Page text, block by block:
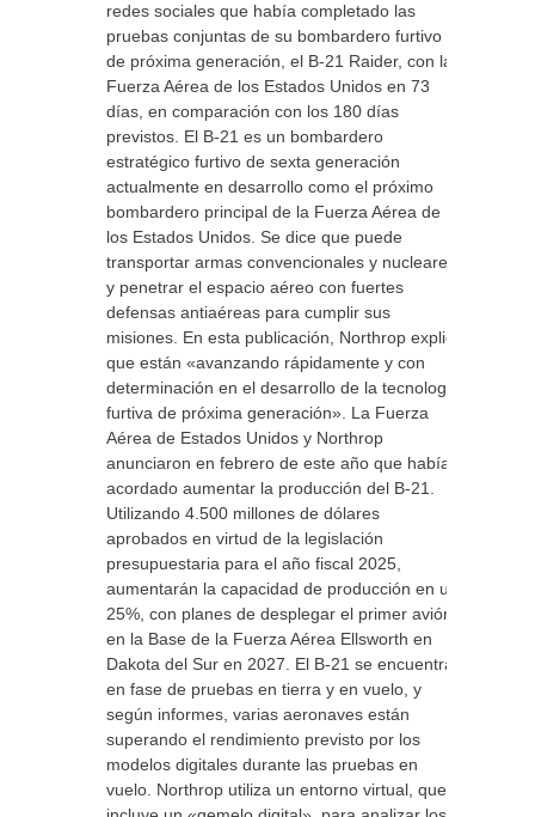
redes sociales que había completado las
pruebas conjuntas de su bombardero furtivo
de próxima generación, el B-21 Raider, con la
Fuerza Aérea de los Estados Unidos en 73
días, en comparación con los 180 días
previstos. El B-21 es un bombardero
estratégico furtivo de sexta generación
actualmente en desarrollo como el próximo
bombardero principal de la Fuerza Aérea de
los Estados Unidos. Se dice que puede
transportar armas convencionales y nucleares,
y penetrar el espacio aéreo con fuertes
defensas antiaéreas para cumplir sus
misiones. En esta publicación, Northrop explicó
que están «avanzando rápidamente y con
determinación en el desarrollo de la tecnología
furtiva de próxima generación». La Fuerza
Aérea de Estados Unidos y Northrop
anunciaron en febrero de este año que habían
acordado aumentar la producción del B-21.
Utilizando 4.500 millones de dólares
aprobados en virtud de la legislación
presupuestaria para el año fiscal 2025,
aumentarán la capacidad de producción en un
25%, con planes de desplegar el primer avión
en la Base de la Fuerza Aérea Ellsworth en
Dakota del Sur en 2027. El B-21 se encuentra
en fase de pruebas en tierra y en vuelo, y
según informes, varias aeronaves están
superando el rendimiento previsto por los
modelos digitales durante las pruebas en
vuelo. Northrop utiliza un entorno virtual, que